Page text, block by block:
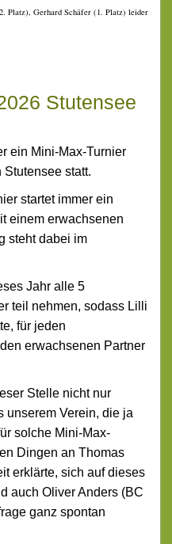
Platz), Gerhard Schäfer (1. Platz) leider
Stutensee
ein Mini-Max-Turnier
statt.
startet immer ein
einem erwachsenen
steht dabei im
Jahr alle 5
teil nehmen, sodass Lilli
für jeden
erwachsenen Partner
Stelle nicht nur
unserem Verein, die ja
solche Mini-Max-
Dingen an Thomas
erklärte, sich auf dieses
auch Oliver Anders (BC
ganz spontan